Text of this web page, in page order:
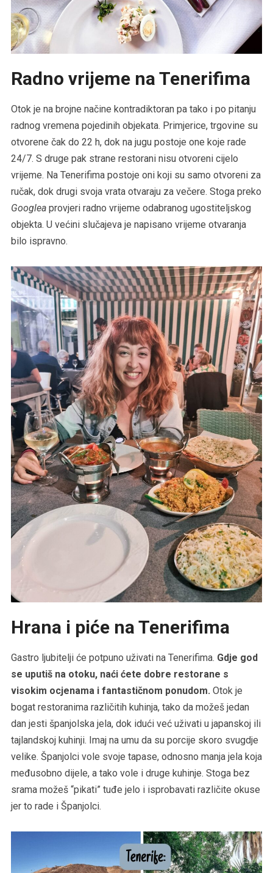
Radno vrijeme na Tenerifima
Otok je na brojne načine kontradiktoran pa tako i po pitanju
radnog vremena pojedinih objekata. Primjerice, trgovine su
otvorene čak do 22 h, dok na jugu postoje one koje rade
24/7. S druge pak strane restorani nisu otvoreni cijelo
vrijeme. Na Tenerifima postoje oni koji su samo otvoreni za
ručak, dok drugi svoja vrata otvaraju za večere. Stoga preko
Googleaprovjeri radno vrijeme odabranog ugostiteljskog
objekta. U većini slučajeva je napisano vrijeme otvaranja
bilo ispravno.
Hrana i piće na Tenerifima
Gastro ljubitelji će potpuno uživati na Tenerifima. Gdje god
se uputiš na otoku, naći ćete dobre restorane s
visokim ocjenama i fantastičnom ponudom. Otok je
bogat restoranima različitih kuhinja, tako da možeš jedan
dan jesti španjolska jela, dok idući već uživati u japanskoj ili
tajlandskoj kuhinji. Imaj na umu da su porcije skoro svugdje
velike. Španjolci vole svoje tapase, odnosno manja jela koja
međusobno dijele, a tako vole i druge kuhinje. Stoga bez
srama možeš “pikati” tuđe jelo i isprobavati različite okuse
jer to rade i Španjolci.